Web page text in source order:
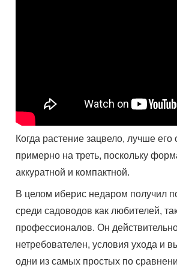
Когда растение зацвело, лучше его
примерно на треть, поскольку
аккуратной и компактной.
В целом иберис недаром получил
среди садоводов как любителей,
профессионалов. Он
нетребователен, условия ухода и
одни из самых простых по